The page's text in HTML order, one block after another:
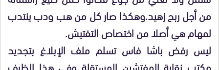
من أجل ربح زهيد.وهكذا صار كل من هب ودب ينتدب
لمهام هي أصلا من اختصاص التفتيش.
ليس رفض باشا فاس تسلم ملف الإبلاغ بتجديد